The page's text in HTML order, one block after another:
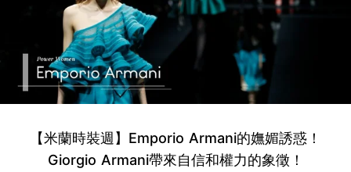
【米蘭時裝週】Emporio Armani的嫵媚誘惑！
Giorgio Armani帶來自信和權力的象徵！